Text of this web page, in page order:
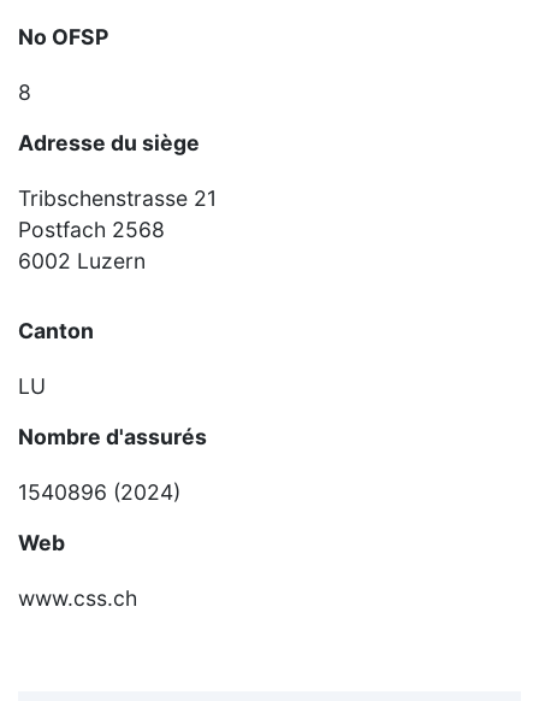
No OFSP
8
Adresse du siège
Tribschenstrasse 21
Postfach 2568
6002 Luzern
Canton
LU
Nombre d'assurés
1540896 (2024)
Web
www.css.ch